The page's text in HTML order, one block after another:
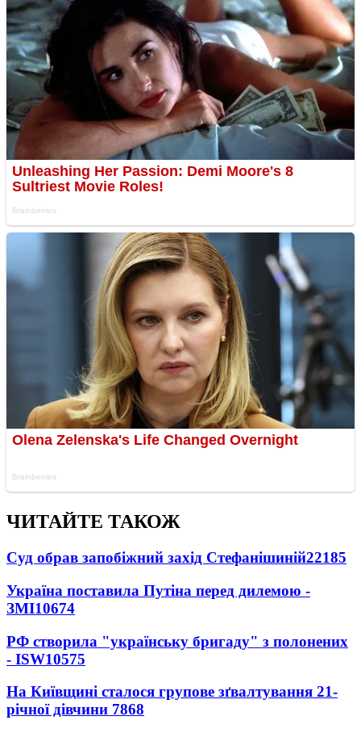
ЧИТАЙТЕ ТАКОЖ
Суд обрав запобіжний захід Стефанішиній22185
Україна поставила Путіна перед дилемою -
ЗМІ10674
РФ створила "українську бригаду" з полонених
- ISW10575
На Київщині сталося групове зґвалтування 21-
річної дівчини 7868